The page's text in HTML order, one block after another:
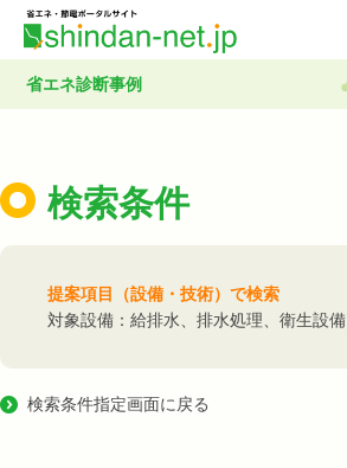
省エネ診断事例
検索条件
提案項目（設備・技術）で検索
対象設備：給排水、排水処理、衛生設備
検索条件指定画面に戻る